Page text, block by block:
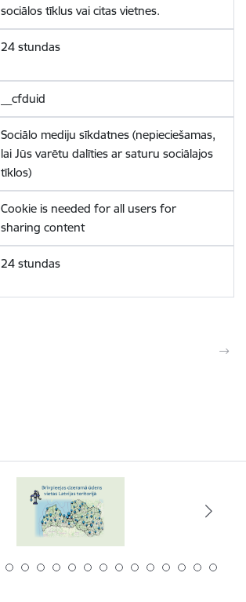
sociālos tīklus vai citas vietnes.
24 stundas
__cfduid
Sociālo mediju sīkdatnes (nepieciešamas,
lai Jūs varētu dalīties ar saturu sociālajos
tīklos)
Cookie is needed for all users for
sharing content
24 stundas